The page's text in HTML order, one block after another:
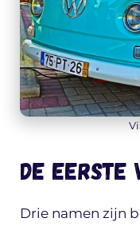
De eerste
Drie namen zijn